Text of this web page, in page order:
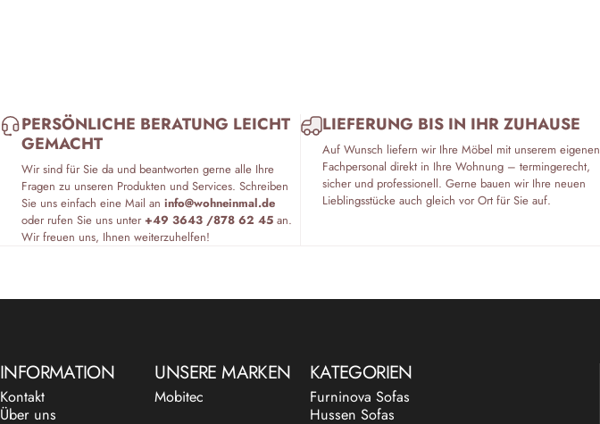
PERSÖNLICHE BERATUNG LEICHT
GEMACHT
Wir sind für Sie da und beantworten gerne alle Ihre
Fragen zu unseren Produkten und Services. Schreiben
Sie uns einfach eine Mail an info@wohneinmal.de
oder rufen Sie uns unter+49 3643 /878 62 45 an.
Wir freuen uns, Ihnen weiterzuhelfen!
LIEFERUNG BIS IN IHR ZUHAUSE
Auf Wunsch liefern wir Ihre Möbel mit unserem eigenen
Fachpersonal direkt in Ihre Wohnung – termingerecht,
sicher und professionell. Gerne bauen wir Ihre neuen
Lieblingsstücke auch gleich vor Ort für Sie auf.
INFORMATION
Kontakt
Über uns
UNSERE MARKEN
Mobitec
KATEGORIEN
Furninova Sofas
Hussen Sofas